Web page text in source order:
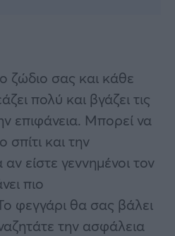
ζώδιο σας και κάθε
πολύ και βγάζει τις
επιφάνεια. Μπορεί να
σπίτι και την
αν είστε γεννημένοι τον
πιο
φεγγάρι θα σας βάλει
την ασφάλεια